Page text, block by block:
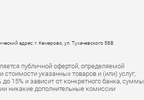
адрес: г. Кемерово, ул. Тухачевского 58В
публичной офертой, определяемой
указанных товаров и (или) услуг,
15% и зависит от конкретного банка, суммы
никакие дополнительные комиссии